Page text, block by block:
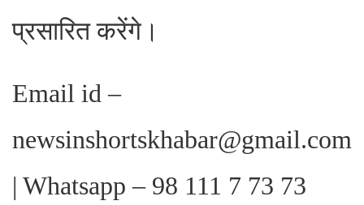
प्रसारित करेंगे।
Email id –
newsinshortskhabar@gmail.com
| Whatsapp – 98 111 7 73 73